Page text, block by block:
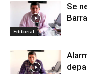
Editorial
Se